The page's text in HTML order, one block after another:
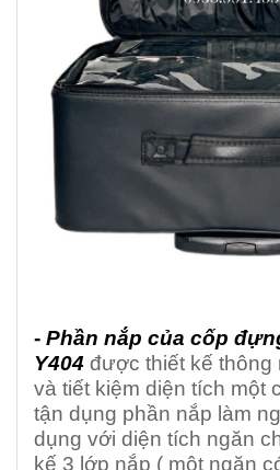
- Phần nắp của cốp
Y404 được thiết kế thông
và tiết kiệm diện tích một
tận dụng phần nắp làm
dụng với diện tích ngăn
kế 3 lớp nắp ( một ngăn